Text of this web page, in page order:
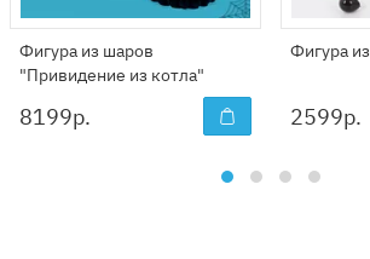
Фигура из шаров
"Привидение из котла"
8199р.
Фигура
2599р.